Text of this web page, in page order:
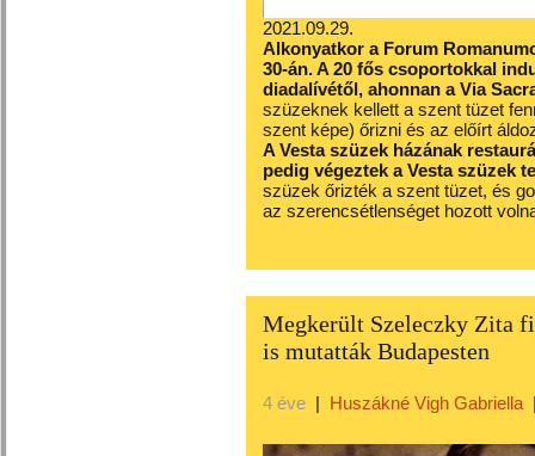
2021.09.29.
Alkonyatkor a Forum
30-án. A 20 fős csoportokkal
diadalívétől, ahonnan a Via
szüzeknek kellett a szent tüzet
szent képe) őrizni és az előírt
A Vesta szüzek házának
pedig végeztek a Vesta szüzek
szüzek őrizték a szent tüzet, és
az szerencsétlenséget hozott
Megkerült Szeleczky Zita
is mutatták Budapesten
4 éve | Huszákné Vigh Gabriella